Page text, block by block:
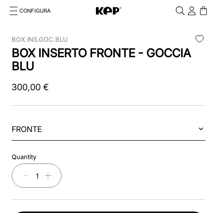
CONFIGURA
RICERCHE PIÙ FREQUENTI
1.kep cromo 2 0
2.smart nova
4.inserti
5.polo
casco
BOX.INS.GOC.BLU
BOX INSERTO FRONTE - GOCCIA
BLU
300,00 €
FRONTE
Quantity
＋
－